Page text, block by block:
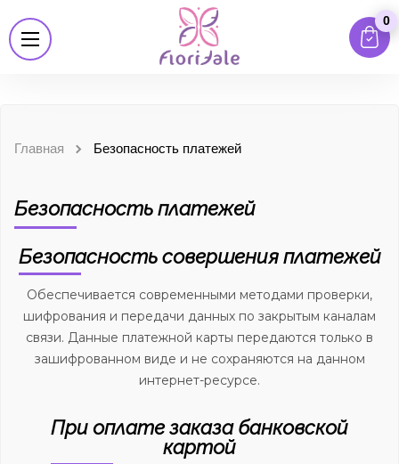
0
Главная Безопасность платежей
Безопасность платежей
Безопасность совершения платежей
Обеспечивается современными методами проверки,
шифрования и передачи данных по закрытым каналам
связи. Данные платежной карты передаются только в
зашифрованном виде и не сохраняются на данном
интернет-ресурсе.
При оплате заказа банковской
картой